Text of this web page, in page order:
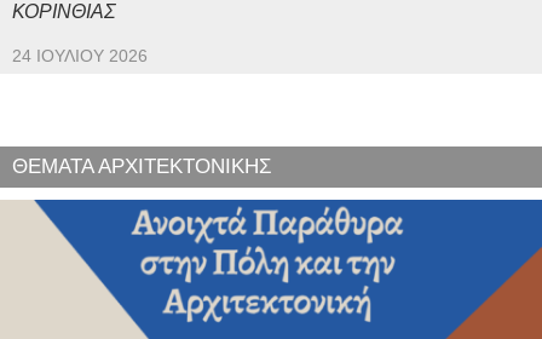
ΚΟΡΙΝΘΙΑΣ
24 ΙΟΥΛΊΟΥ 2026
ΘΕΜΑΤΑ ΑΡΧΙΤΕΚΤΟΝΙΚΗΣ